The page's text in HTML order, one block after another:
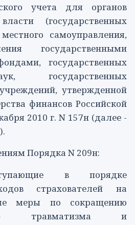
учета для органов
(государственных
самоуправления,
государственными
государственных
государственных
утвержденной
финансов Российской
2010 г. N 157н (далее -
Порядка N 209н:
в порядке
страхователей на
меры по сокращению
травматизма и